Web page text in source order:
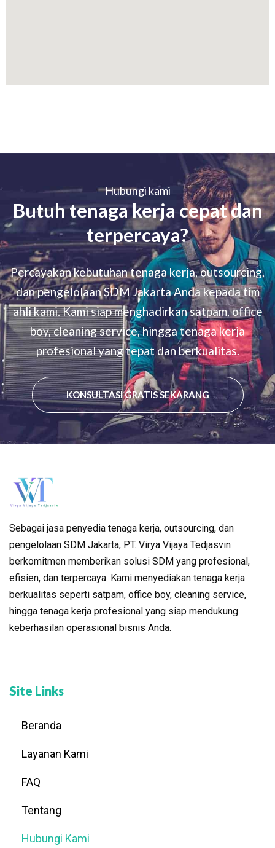
Hubungi kami
Butuh tenaga kerja cepat dan
terpercaya?
Percayakan kebutuhan tenaga kerja, outsourcing,
dan pengelolaan SDM Jakarta Anda kepada tim
ahli kami. Kami siap menghadirkan satpam, office
boy, cleaning service, hingga tenaga kerja
profesional yang tepat dan berkualitas.
KONSULTASI GRATIS SEKARANG
Sebagai jasa penyedia tenaga kerja, outsourcing, dan
pengelolaan SDM Jakarta, PT. Virya Vijaya Tedjasvin
berkomitmen memberikan solusi SDM yang profesional,
efisien, dan terpercaya. Kami menyediakan tenaga kerja
berkualitas seperti satpam, office boy, cleaning service,
hingga tenaga kerja profesional yang siap mendukung
keberhasilan operasional bisnis Anda.
Site Links
Beranda
Layanan Kami
FAQ
Tentang
Hubungi Kami